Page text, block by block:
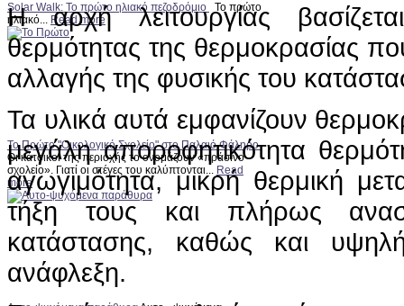
Solar Walk: Το πρώτο ηλιακό πεζοδρόμιο
Το πρώτο
ηλιακό... Read more
Το Πρώτο "Οικολογικό Σχολείο" στο Παλαιό Φάληρο
Οι κάτοικοι της περιοχής το ονομάζουν «πράσινο
σχολείο». Γιατί οι στέγες του καλύπτονται... Read
more
Η αρχή λειτουργίας
θερμότητας της θερμοκρασίας
αλλαγής της φυσικής του
Τα υλικά αυτά εμφανίζουν
μεγάλη αποροφητικότητα
αγωγιμότητα, μικρή θερμική
τήξη τους και πλήρως
κατάστασης, καθώς και
ανάφλεξη.